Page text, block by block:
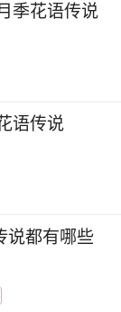
季花语传说
语传说
说都有哪些